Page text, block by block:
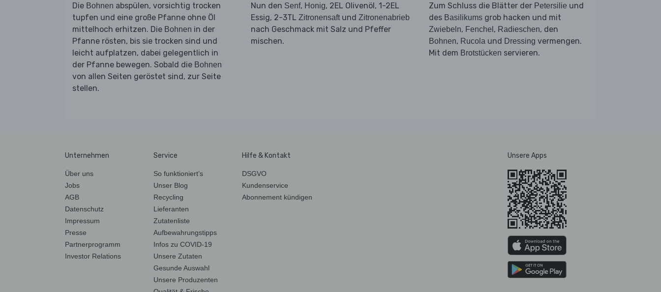
Die Bohnen abspülen, vorsichtig trocken
tupfen und eine große Pfanne ohne Öl
mittelhoch erhitzen. Die Bohnen in der
Pfanne rösten, bis sie trocken sind und
leicht aufplatzen, dabei gelegentlich in
der Pfanne bewegen. Sobald die Bohnen
von allen Seiten geröstet sind, zur Seite
stellen.
Nun den Senf, Honig, 2EL Olivenöl, 1-2EL
Essig, 2-3TL Zitronensaftund Zitronenabrieb
nach Geschmack mit Salz und Pfeffer
mischen.
Zum Schluss die Blätter der Petersilie und
des Basilikums grob hacken und mit
Zwiebeln, Fenchel , Radieschen, den
Bohnen, Rucola und Dressing vermengen.
Mit dem Brotstücken servieren.
Unternehmen
Über uns
Jobs
AGB
Datenschutz
Impressum
Presse
Partnerprogramm
Investor Relations
Service
So funktioniert’s
Unser Blog
Recycling
Lieferanten
Zutatenliste
Aufbewahrungstipps
Infos zu COVID-19
Unsere Zutaten
Gesunde Auswahl
Unsere Produzenten
Hilfe & Kontakt
DSGVO
Kundenservice
Abonnement kündigen
Unsere Apps